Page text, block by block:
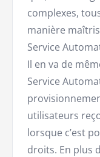
complexes,
manière
Service
Il en va de
Service
utilisateurs
lorsque c’est
droits. En plus